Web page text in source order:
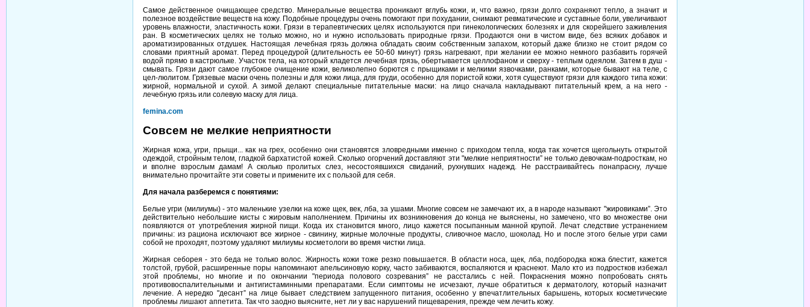
Самое действенное очищающее средство. Минеральные вещества проникают вглубь кожи, и, что важно, грязи долго сохраняют тепло, а значит и
полезное воздействие веществ на кожу. Подобные процедуры очень помогают при похудании, снимают ревматические и суставные боли, увеличивают
уровень влажности, эластичность кожи. Грязи в терапевтических целях используются при гинекологических болезнях и для скорейшего заживления
ран. В косметических целях не только можно, но и нужно использовать природные грязи. Продаются они в чистом виде, без всяких добавок и
ароматизированных отдушек. Настоящая лечебная грязь должна обладать своим собственным запахом, который даже близко не стоит рядом со
словами приятный аромат. Перед процедурой (длительность ее 50-60 минут) грязь нагревают, при желании ее можно немного разбавить горячей
водой прямо в кастрюльке. Участок тела, на который кладется лечебная грязь, обертывается целлофаном и сверху - теплым одеялом. Затем в душ -
смывать. Грязи дают самое глубокое очищение кожи, великолепно борются с прыщиками и мелкими язвочками, ранками, которые бывают на теле, с
цел-люлитом. Грязевые маски очень полезны и для кожи лица, для груди, особенно для пористой кожи, хотя существуют грязи для каждого типа кожи:
жирной, нормальной и сухой. А зимой делают специальные питательные маски: на лицо сначала накладывают питательный крем, а на него -
лечебную грязь или солевую маску для лица.
femina.com
Совсем не мелкие неприятности
Жирная кожа, угри, прыщи... как на грех, особенно они становятся зловредными именно с приходом тепла, когда так хочется щегольнуть открытой
одеждой, стройным телом, гладкой бархатистой кожей. Сколько огорчений доставляют эти "мелкие неприятности” не только девочкам-подросткам, но
и вполне взрослым дамам! А сколько пролитых слез, несостоявшихся свиданий, рухнувших надежд. Не расстраивайтесь понапрасну, лучше
внимательно прочитайте эти советы и примените их с пользой для себя.
Для начала разберемся с понятиями:
Белые угри (милиумы) - это маленькие узелки на коже щек, век, лба, за ушами. Многие совсем не замечают их, а в народе называют "жировиками”. Это
действительно небольшие кисты с жировым наполнением. Причины их возникновения до конца не выяснены, но замечено, что во множестве они
появляются от употребления жирной пищи. Когда их становится много, лицо кажется посыпанным манной крупой. Лечат следствие устранением
причины: из рациона исключают все жирное - свинину, жирные молочные продукты, сливочное масло, шоколад. Но и после этого белые угри сами
собой не проходят, поэтому удаляют милиумы косметологи во время чистки лица.
Жирная себорея - это беда не только волос. Жирность кожи тоже резко повышается. В области носа, щек, лба, подбородка кожа блестит, кажется
толстой, грубой, расширенные поры напоминают апельсиновую корку, часто забиваются, воспаляются и краснеют. Мало кто из подростков избежал
этой проблемы, но многие и по окончании "периода полового созревания” не расстались с ней. Покраснения можно попробовать снять
противовоспалительными и антигистаминными препаратами. Если симптомы не исчезают, лучше обратиться к дерматологу, который назначит
лечение. А нередко "десант” на лице бывает следствием запущенного питания, особенно у впечатлительных барышень, которых косметические
проблемы лишают аппетита. Так что заодно выясните, нет ли у вас нарушений пищеварения, прежде чем лечить кожу.